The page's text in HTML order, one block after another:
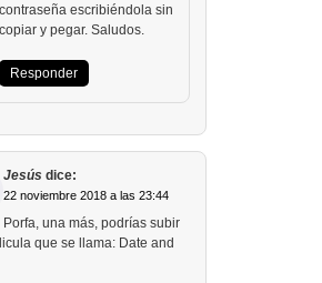
contraseña escribiéndola sin
copiar y pegar. Saludos.
Responder
Jesús dice:
22 noviembre 2018 a las 23:44
Porfa, una más, podrías subir
que se llama: Date and